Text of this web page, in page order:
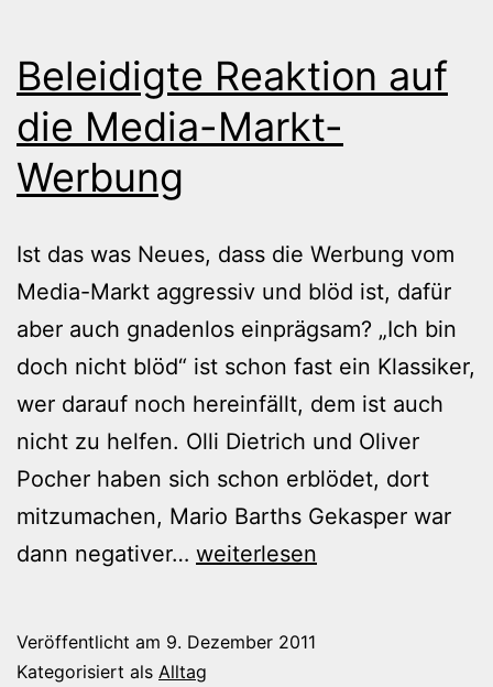
Beleidigte Reaktion auf
die Media-Markt-
Werbung
Ist das was Neues, dass die Werbung vom
Media-Markt aggressiv und blöd ist, dafür
aber auch gnadenlos einprägsam? „Ich bin
doch nicht blöd“ ist schon fast ein Klassiker,
wer darauf noch hereinfällt, dem ist auch
nicht zu helfen. Olli Dietrich und Oliver
Pocher haben sich schon erblödet, dort
mitzumachen, Mario Barths Gekasper war
dann negativer… Beleidigte
die
weiterlesen
Veröffentlicht am 9. Dezember 2011
Kategorisiert als Alltag